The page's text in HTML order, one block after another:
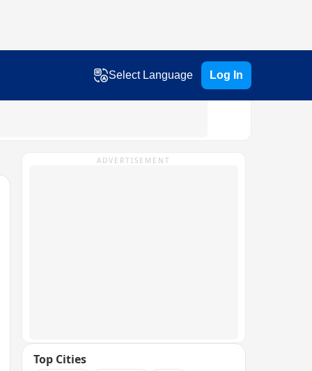
Select Language Log In
ADVERTISEMENT
Top Cities